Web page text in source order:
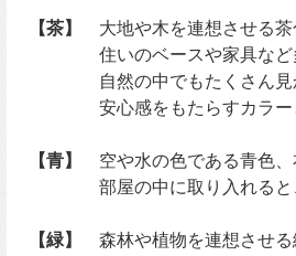
【茶】
大地や木を連想させる茶
住いのベースや家具など多
自然の中でもたくさん見か
安心感をもたらすカラーと
【青】
空や水の色である青色
部屋の中に取り入れると、清
【緑】
森林や植物を連想させる